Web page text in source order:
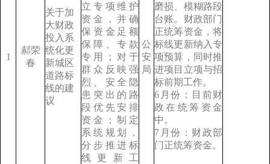
1
郝荣
春
关于加
大财政
投入系
统化更
新城区
道路标
线的建
议
立专项维护
资金，并确
保资金足额
保障、专款
专用；对于
群众反映强
烈、安全隐
患突出的路
段优先安排
资金；制定
系统规划，
分步推进标
线更新工
公
安
局
磨损、模糊路段
台账。财政部门
正统筹资金，将
标线更新纳入专
项预算，同时推
进项目立项与招
标前期工作。
6月份：目前财
政在统筹资金
中。
7月份：财政部
门正统筹资金。